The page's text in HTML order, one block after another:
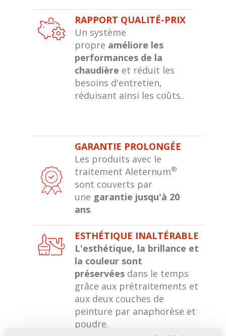
RAPPORT QUALITÉ-PRIX
Un système
propre améliore les
performances de la
chaudière et réduit les
besoins d'entretien,
réduisant ainsi les coûts..
GARANTIE PROLONGÉE
Les produits avec le
traitement Aleternum®
sont couverts par
une garantie jusqu'à 20
ans.
ESTHÉTIQUE INALTÉRABLE
L'esthétique, la brillance et
la couleur sont
préservées dans le temps
grâce aux prétraitements et
aux deux couches de
peinture par anaphorèse et
poudre.